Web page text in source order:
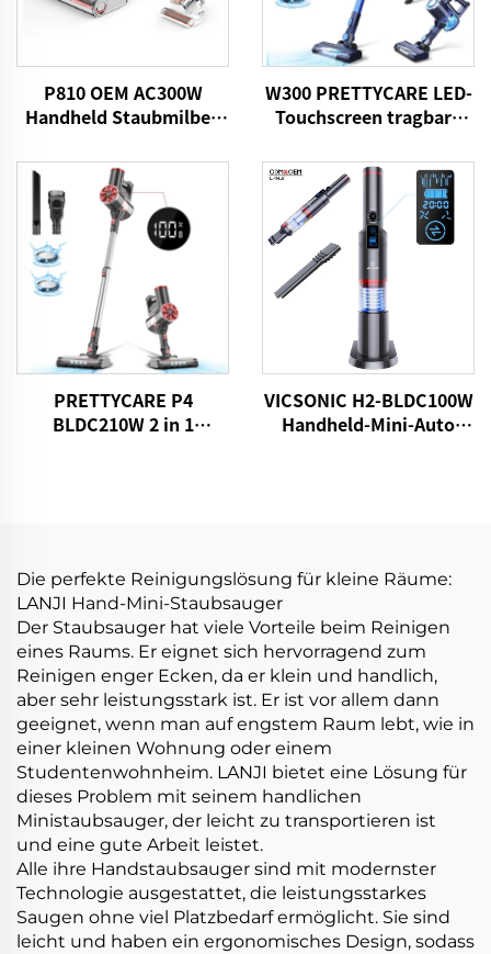
P810 OEM AC300W
Handheld Staubmilben
W300 PRETTYCARE LED-
Touchscreen tragbare
Handstaubsauger
PRETTYCARE P4
BLDC210W 2 in 1
VICSONIC H2-BLDC100W
Handheld-Mini-Auto
Die perfekte Reinigungslösung für kleine Räume:
LANJI Hand-Mini-Staubsauger
Der Staubsauger hat viele Vorteile beim Reinigen
eines Raums. Er eignet sich hervorragend zum
Reinigen enger Ecken, da er klein und handlich,
aber sehr leistungsstark ist. Er ist vor allem dann
geeignet, wenn man auf engstem Raum lebt, wie in
einer kleinen Wohnung oder einem
Studentenwohnheim. LANJI bietet eine Lösung für
dieses Problem mit seinem handlichen
Ministaubsauger, der leicht zu transportieren ist
und eine gute Arbeit leistet.
Alle ihre Handstaubsauger sind mit modernster
Technologie ausgestattet, die leistungsstarkes
Saugen ohne viel Platzbedarf ermöglicht. Sie sind
leicht und haben ein ergonomisches Design, sodass